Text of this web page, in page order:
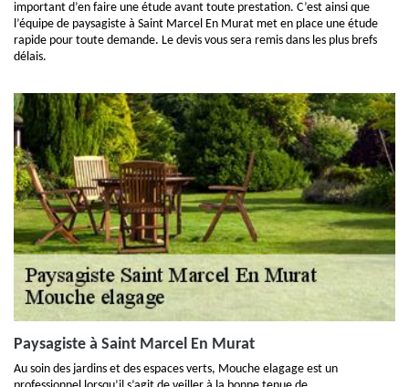
important d’en faire une étude avant toute prestation. C’est ainsi que
l’équipe de paysagiste à Saint Marcel En Murat met en place une étude
rapide pour toute demande. Le devis vous sera remis dans les plus brefs
délais.
Paysagiste à Saint Marcel En Murat
Au soin des jardins et des espaces verts, Mouche elagage est un